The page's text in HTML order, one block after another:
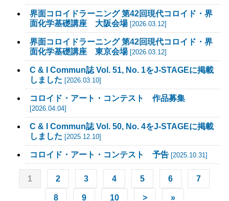
界面コロイドラーニング 第42回現代コロイド・界
面化学基礎講座 大阪会場[2026.03.12]
界面コロイドラーニング 第42回現代コロイド・界
面化学基礎講座 東京会場[2026.03.12]
C & I Commun誌 Vol. 51, No. 1をJ-STAGEに掲載
しました [2026.03.10]
コロイド・アート・コンテスト 作品募集
[2026.04.04]
C & I Commun誌 Vol. 50, No. 4をJ-STAGEに掲載
しました [2025.12.10]
コロイド・アート・コンテスト 予告[2025.10.31]
1 2 3 4 5 6 7
8 9 10 > »